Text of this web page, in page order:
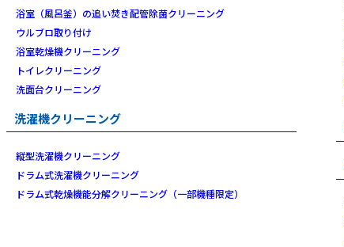
浴室（風呂釜）の追い焚き配管除菌クリーニング
ウルブロ取り付け
浴室乾燥機クリーニング
トイレクリーニング
洗面台クリーニング
洗濯機クリーニング
縦型洗濯機クリーニング
ドラム式洗濯機クリーニング
ドラム式乾燥機能分解クリーニング（一部機種限定）